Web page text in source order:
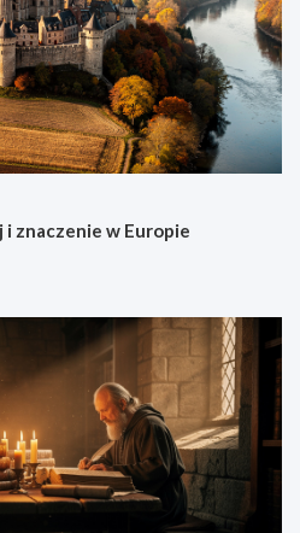
znaczenie w Europie